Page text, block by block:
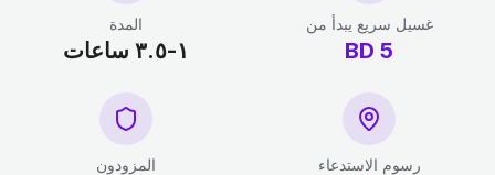
غسيل سريع يبدأ من
5
BD
المدة
١-٣.٥ ساعات
رسوم الاستدعاء المزودون